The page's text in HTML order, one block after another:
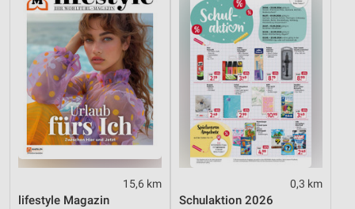
15,6 km
lifestyle Magazin
0,3 km
Schulaktion 2026
Performance
Funktional
Werbung